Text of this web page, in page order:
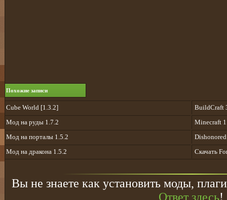
Похожие записи
Cube World [1.3.2]
BuildCraft
Мод на руды 1.7.2
Minecraft
Мод на порталы 1.5.2
Мод на дракона 1.5.2
Скачать
Вы не знаете как установить моды,
Ответ здесь!